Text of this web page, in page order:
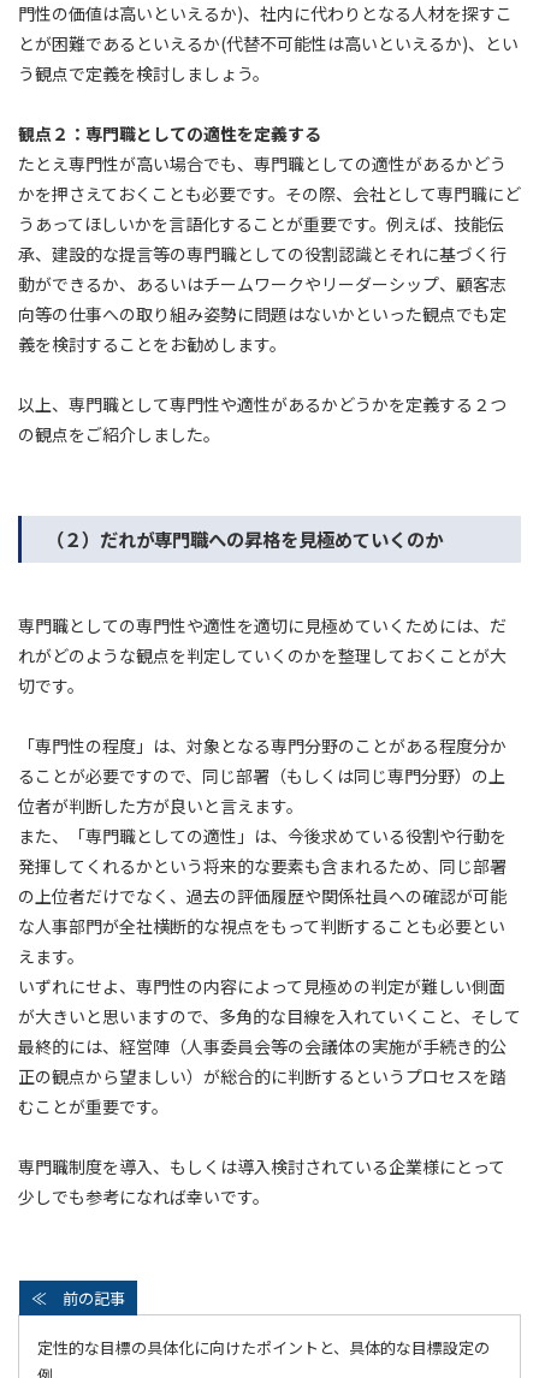
門性の価値は高いといえるか)、社内に代わりとなる人材を探すこ
とが困難であるといえるか(代替不可能性は高いといえるか)、とい
う観点で定義を検討しましょう。
観点２：専門職としての適性を定義する
たとえ専門性が高い場合でも、専門職としての適性があるかどう
かを押さえておくことも必要です。その際、会社として専門職にど
うあってほしいかを言語化することが重要です。例えば、技能伝
承、建設的な提言等の専門職としての役割認識とそれに基づく行
動ができるか、あるいはチームワークやリーダーシップ、顧客志
向等の仕事への取り組み姿勢に問題はないかといった観点でも定
義を検討することをお勧めします。
以上、専門職として専門性や適性があるかどうかを定義する２つ
の観点をご紹介しました。
（２）だれが専門職への昇格を見極めていくのか
専門職としての専門性や適性を適切に見極めていくためには、だ
れがどのような観点を判定していくのかを整理しておくことが大
切です。
「専門性の程度」は、対象となる専門分野のことがある程度分か
ることが必要ですので、同じ部署（もしくは同じ専門分野）の上
位者が判断した方が良いと言えます。
また、「専門職としての適性」は、今後求めている役割や行動を
発揮してくれるかという将来的な要素も含まれるため、同じ部署
の上位者だけでなく、過去の評価履歴や関係社員への確認が可能
な人事部門が全社横断的な視点をもって判断することも必要とい
えます。
いずれにせよ、専門性の内容によって見極めの判定が難しい側面
が大きいと思いますので、多角的な目線を入れていくこと、そして
最終的には、経営陣（人事委員会等の会議体の実施が手続き的公
正の観点から望ましい）が総合的に判断するというプロセスを踏
むことが重要です。
専門職制度を導入、もしくは導入検討されている企業様にとって
少しでも参考になれば幸いです。
定性的な目標の具体化に向けたポイントと、具体的な目標設定の